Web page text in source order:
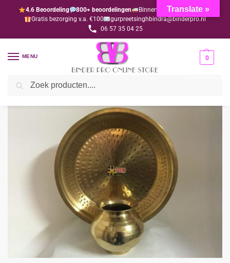
4.6 Beoordeling 800+ beoordelingen
Binnen 1-3 dagen geleverd
Gratis bezorging v.a. €100
gurpreetsinghbindra@binderpro.nl
06 57 35 04 25
MENU 0
Home Diwali / Alle spullen
Translate »